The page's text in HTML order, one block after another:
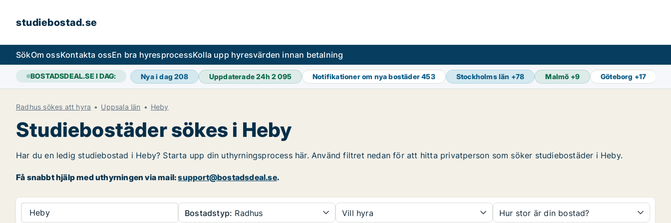
studiebostad.se
SökOm ossKontakta ossEn bra hyresprocessKolla upp hyresvärden innan betalning
BOSTADSDEAL.SE I DAG: Nya i dag208 Uppdaterade 24h2 095 Notifikationer om nya bostäder453 Stockholms län +78 Malmö +9 Göteborg +17
Radhus sökes att hyra Uppsala län Heby
Studiebostäder sökes i Heby
Har du en ledig studiebostad i Heby? Starta upp din uthyrningsprocess här. Använd filtret nedan för att hitta privatperson som söker studiebostäder i Heby.
Få snabbt hjälp med uthyrningen via mail:support@bostadsdeal.se.
Heby Bostadstyp: Radhus Vill hyra Hur stor är din bostad?